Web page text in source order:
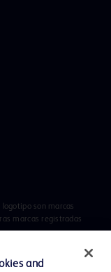
logotipo son marcas
marcas registradas
and